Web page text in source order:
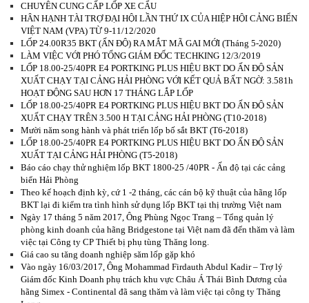
CHUYÊN CUNG CẤP LỐP XE CẨU
HÂN HẠNH TÀI TRỢ ĐẠI HỘI LẦN THỨ IX CỦA HIỆP HỘI CẢNG BIỂN
VIỆT NAM (VPA) TỪ 9-11/12/2020
LỐP 24.00R35 BKT (ẤN ĐỘ) RA MẮT MÃ GAI MỚI (Tháng 5-2020)
LÀM VIỆC VỚI PHÓ TỔNG GIÁM ĐỐC TECHKING 12/3/2019
LỐP 18.00-25/40PR E4 PORTKING PLUS HIỆU BKT DO ẤN ĐỘ SẢN
XUẤT CHẠY TẠI CẢNG HẢI PHÒNG VỚI KẾT QUẢ BẤT NGỜ: 3.581h
HOẠT ĐỘNG SAU HƠN 17 THÁNG LẮP LỐP
LỐP 18.00-25/40PR E4 PORTKING PLUS HIỆU BKT DO ẤN ĐỘ SẢN
XUẤT CHẠY TRÊN 3.500 H TẠI CẢNG HẢI PHÒNG (T10-2018)
Mười năm song hành và phát triển lốp bố sắt BKT (T6-2018)
LỐP 18.00-25/40PR E4 PORTKING PLUS HIỆU BKT DO ẤN ĐỘ SẢN
XUẤT TẠI CẢNG HẢI PHÒNG (T5-2018)
Báo cáo chạy thử nghiệm lốp BKT 1800-25 /40PR - Ấn độ tại các cảng
biển Hải Phòng
Theo kế hoạch định kỳ, cứ 1 -2 tháng, các cán bộ kỹ thuật của hãng lốp
BKT lại đi kiểm tra tình hình sử dụng lốp BKT tại thị trường Việt nam
Ngày 17 tháng 5 năm 2017, Ông Phùng Ngọc Trang – Tổng quản lý
phòng kinh doanh của hãng Bridgestone tại Việt nam đã đến thăm và làm
việc tại Công ty CP Thiết bị phụ tùng Thăng long.
Giá cao su tăng doanh nghiệp săm lốp gặp khó
Vào ngày 16/03/2017, Ông Mohammad Firdauth Abdul Kadir – Trợ lý
Giám đốc Kinh Doanh phụ trách khu vực Châu Á Thái Bình Dương của
hãng Simex - Continental đã sang thăm và làm việc tại công ty Thăng